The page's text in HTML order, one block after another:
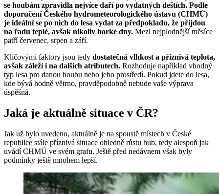
se houbám zpravidla nejvíce daří po vydatných deštích. Podle
doporučení Českého hydrometeorologického ústavu (CHMÚ)
je ideální se po nich do lesa vydat za předpokladu, že přijdou
na řadu teplé, avšak nikoliv horké dny. Mezi nejplodnější měsíce
patří červenec, srpen a září.
Klíčovými faktory jsou tedy dostatečná vlhkost a příznivá teplota,
avšak záleží i na dalších atributech. Rozhoduje například vhodný
typ lesa pro danou houbu nebo jeho prostředí. Pokud jdete do lesa,
kde bývá hodně větrno, pravděpodobně nebude vaše výprava
úspěšná.
Jaká je aktuálně situace v ČR?
Jak už bylo uvedeno, aktuálně je na spoustě místech v České
republice stále příznivá situace ohledně růstu hub, tedy alespoň jak
uvádí CHMÚ ve svém grafu. Ještě před nedávnem však byly
podmínky ještě mnohem lepší.